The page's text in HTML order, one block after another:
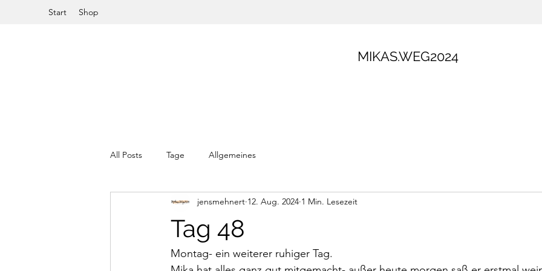
Start Shop
MIKAS.WEG2024
All Posts Tage Allgemeines
Tag 48
jensmehnert 12. Aug. 2024 1 Min. Lesezeit
Montag- ein weiterer ruhiger Tag.